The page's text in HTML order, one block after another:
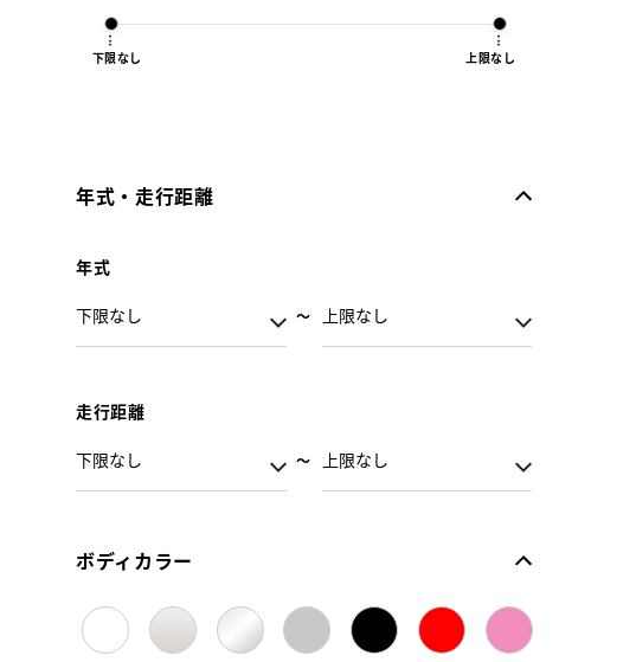
下限なし 上限なし
年式・走行距離
年式
走行距離
ボディカラー